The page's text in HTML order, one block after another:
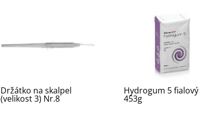
Držátko na skalpel
(velikost 3) Nr.8
Hydrogum 5 fialový
453g